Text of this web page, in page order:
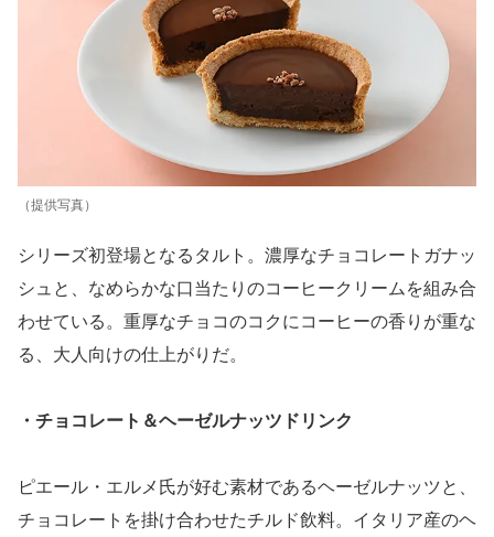
（提供写真）
シリーズ初登場となるタルト。濃厚なチョコレートガナッ
シュと、なめらかな口当たりのコーヒークリームを組み合
わせている。重厚なチョコのコクにコーヒーの香りが重な
る、大人向けの仕上がりだ。
・チョコレート＆ヘーゼルナッツドリンク
ピエール・エルメ氏が好む素材であるヘーゼルナッツと、
チョコレートを掛け合わせたチルド飲料。イタリア産のヘ